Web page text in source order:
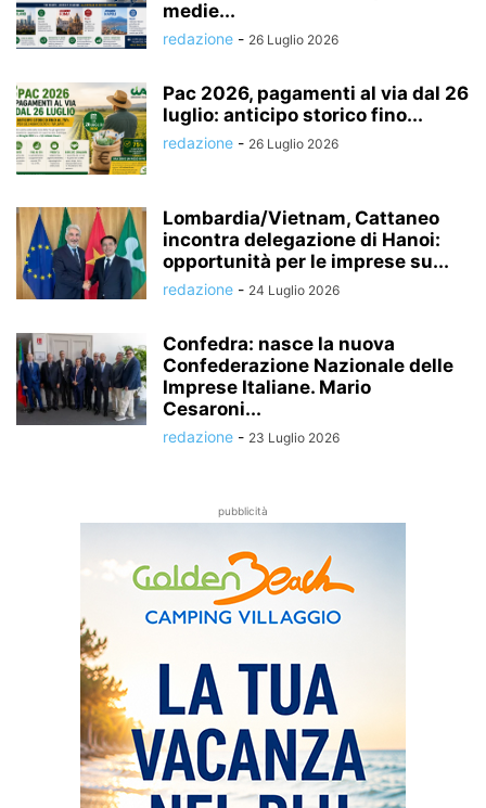
medie...
redazione - 26 Luglio 2026
Pac 2026, pagamenti al via dal 26
luglio: anticipo storico fino...
redazione - 26 Luglio 2026
Lombardia/Vietnam, Cattaneo
incontra delegazione di Hanoi:
opportunità per le imprese su...
redazione - 24 Luglio 2026
Confedra: nasce la nuova
Confederazione Nazionale delle
Imprese Italiane. Mario
Cesaroni...
redazione - 23 Luglio 2026
pubblicità